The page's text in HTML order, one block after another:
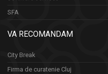
SFA
VA RECOMANDAM
City Break
Firma de curatenie Cluj